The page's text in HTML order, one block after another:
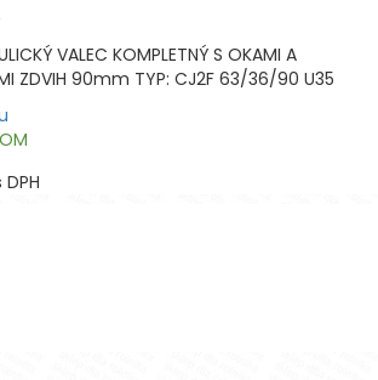
VALEC KOMPLETNÝ S OKAMI A
ZDVIH 90mm TYP: CJ2F 63/36/90 U35
DPH